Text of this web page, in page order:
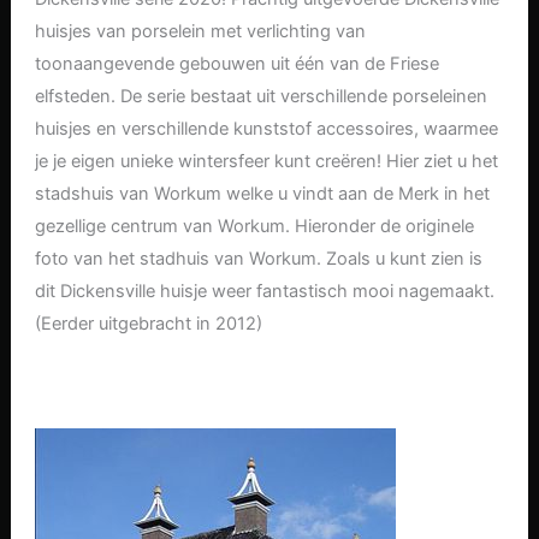
huisjes van porselein met verlichting van
toonaangevende gebouwen uit één van de Friese
elfsteden. De serie bestaat uit verschillende porseleinen
huisjes en verschillende kunststof accessoires, waarmee
je je eigen unieke wintersfeer kunt creëren! Hier ziet u het
stadshuis van Workum welke u vindt aan de Merk in het
gezellige centrum van Workum. Hieronder de originele
foto van het stadhuis van Workum. Zoals u kunt zien is
dit Dickensville huisje weer fantastisch mooi nagemaakt.
(Eerder uitgebracht in 2012)